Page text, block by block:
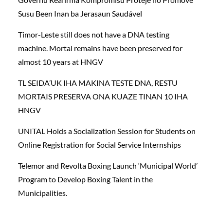
Susu Been Inan ba Jerasaun Saudável
Timor-Leste still does not have a DNA testing
machine. Mortal remains have been preserved for
almost 10 years at HNGV
TL SEIDA’UK IHA MAKINA TESTE DNA, RESTU
MORTAIS PRESERVA ONA KUAZE TINAN 10 IHA
HNGV
UNITAL Holds a Socialization Session for Students on
Online Registration for Social Service Internships
Telemor and Revolta Boxing Launch ‘Municipal World’
Program to Develop Boxing Talent in the
Municipalities.